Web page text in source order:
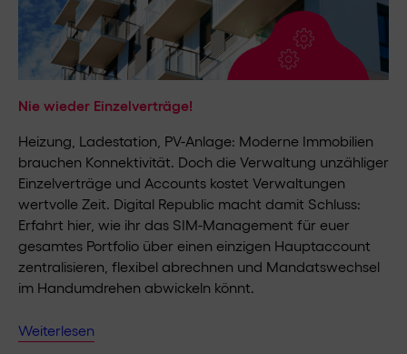
Nie wieder Einzelverträge!
Heizung, Ladestation, PV-Anlage: Moderne Immobilien
brauchen Konnektivität. Doch die Verwaltung unzähliger
Einzelverträge und Accounts kostet Verwaltungen
wertvolle Zeit. Digital Republic macht damit Schluss:
Erfahrt hier, wie ihr das SIM-Management für euer
gesamtes Portfolio über einen einzigen Hauptaccount
zentralisieren, flexibel abrechnen und Mandatswechsel
im Handumdrehen abwickeln könnt.
Weiterlesen